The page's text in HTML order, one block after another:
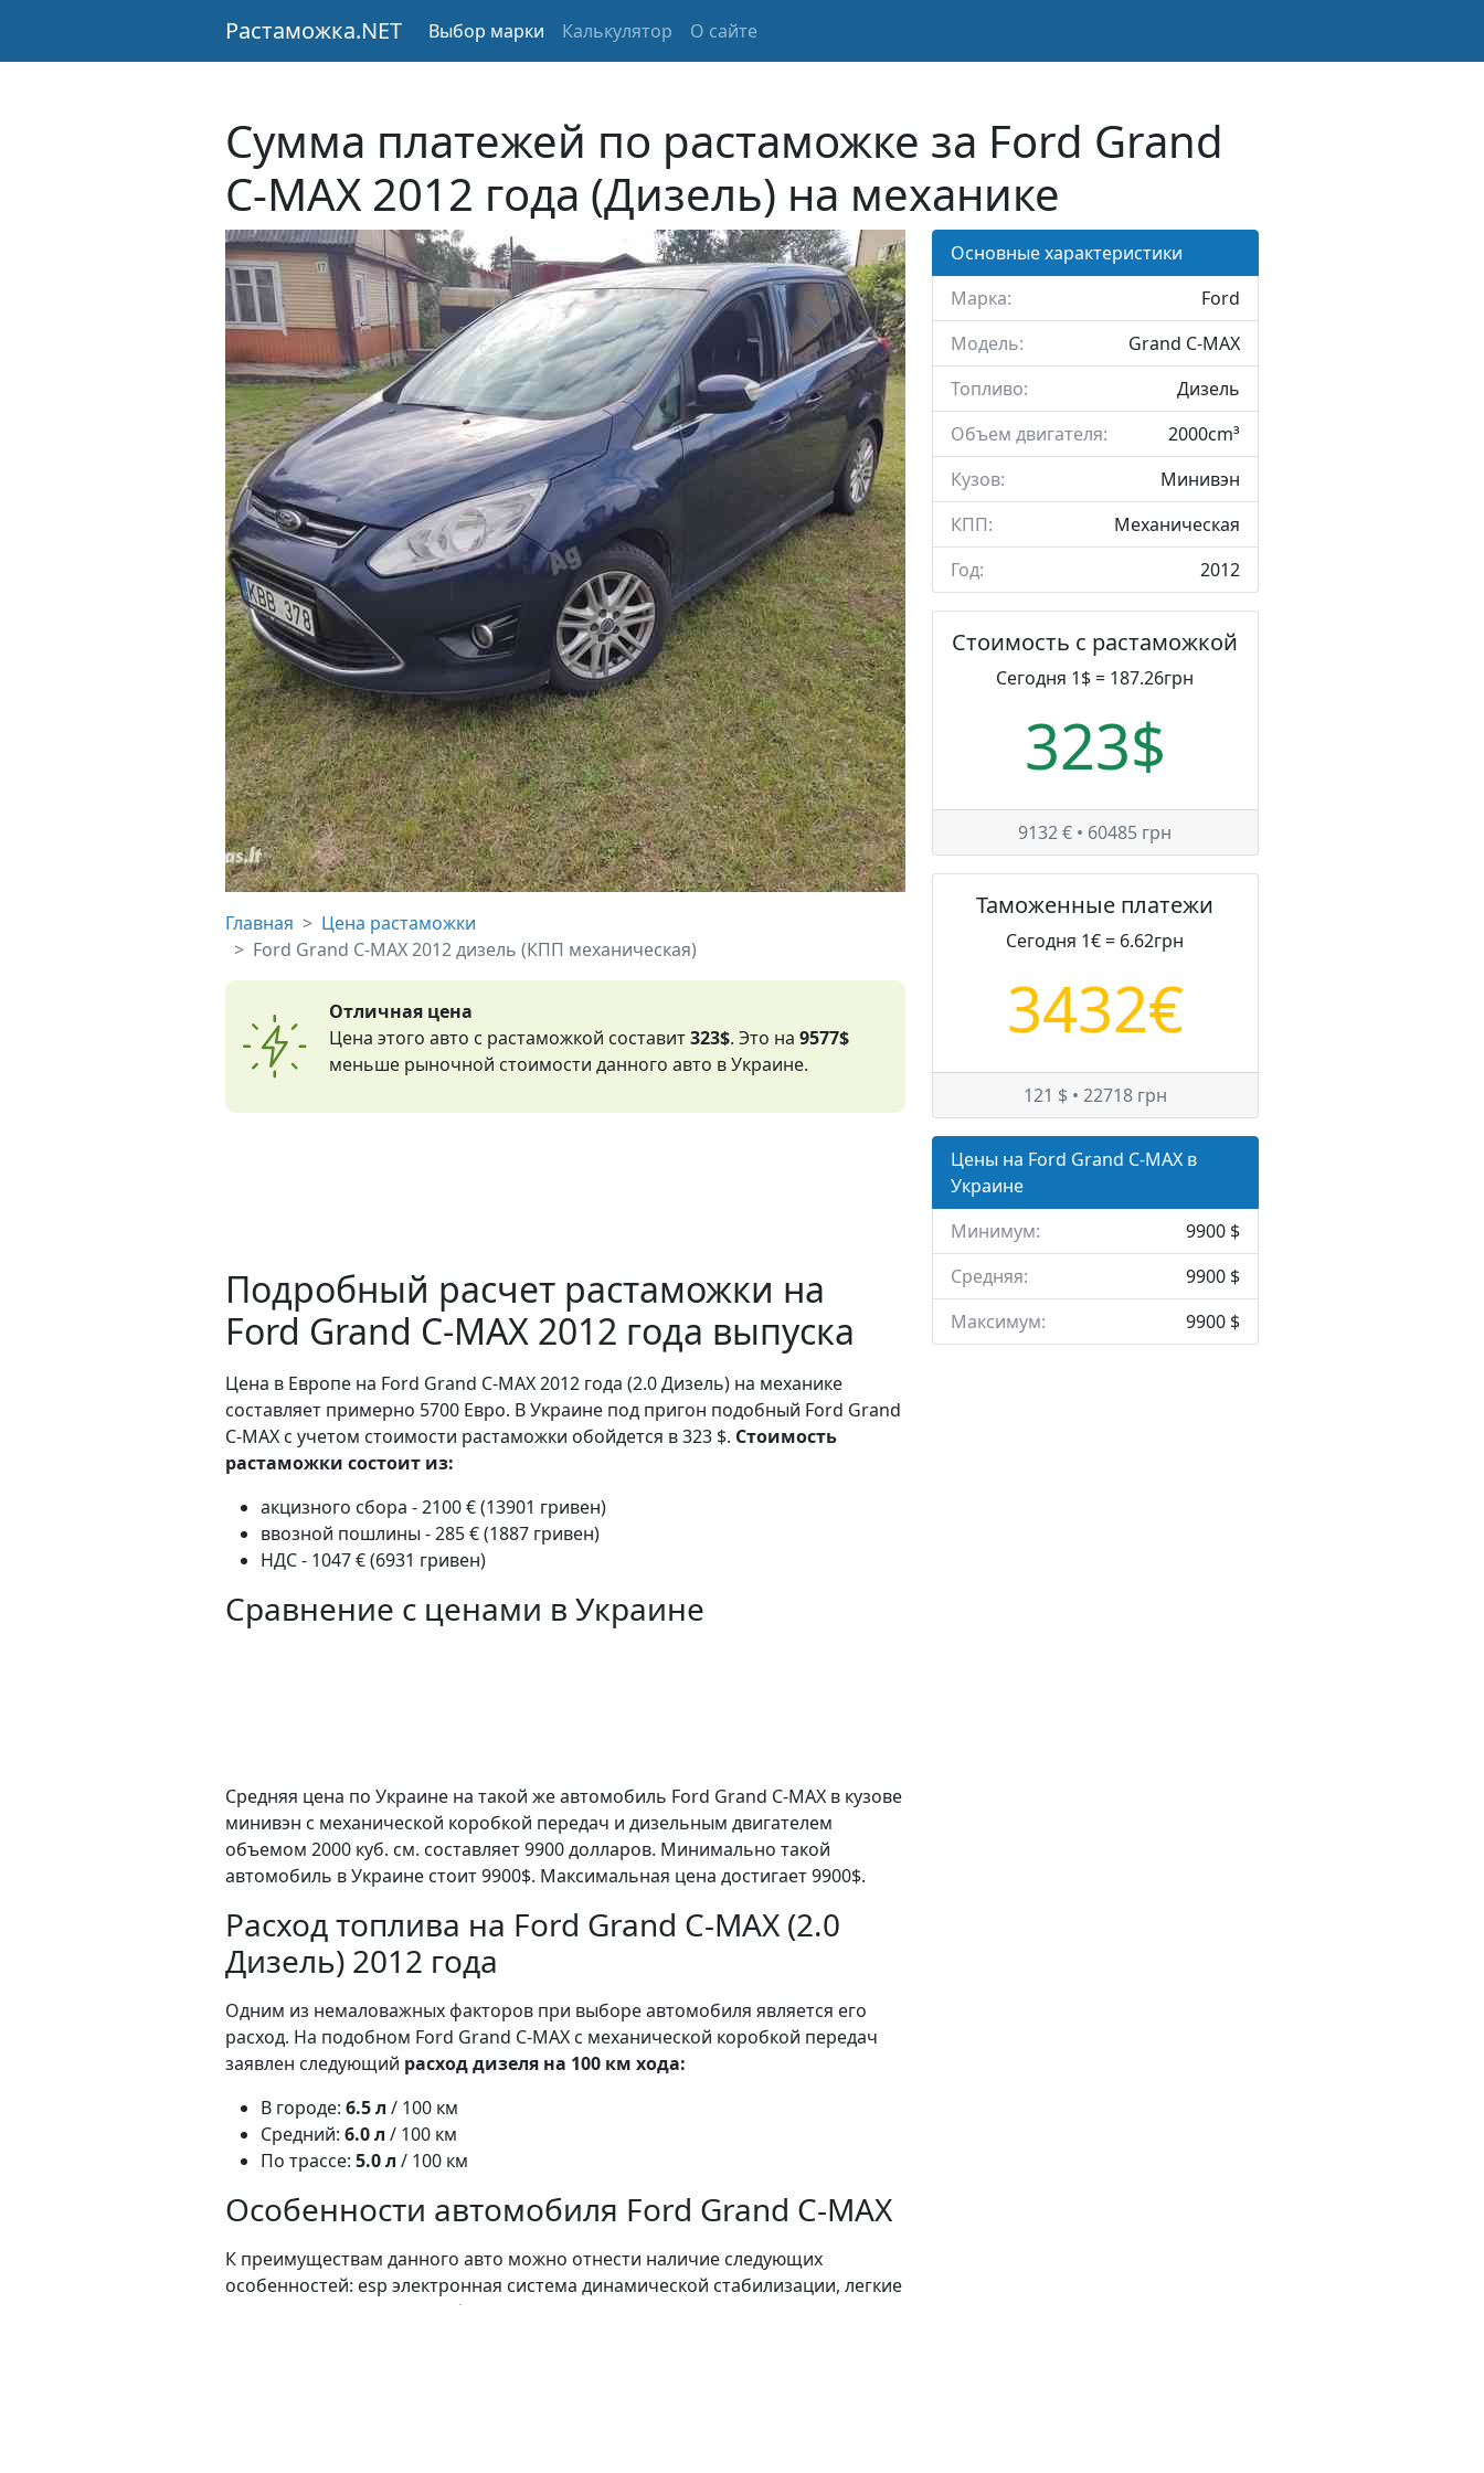
Растаможка.NET Выбор марки Калькулятор О сайте
Сумма платежей по растаможке за Ford Grand
C-MAX 2012 года (Дизель) на механике
Главная
Цена растаможки
Ford Grand C-MAX 2012 дизель (КПП механическая)
Отличная цена
Цена этого авто с растаможкой составит323$. Это на9577$
меньше рыночной стоимости данного авто в Украине.
Подробный расчет растаможки на
Ford Grand C-MAX 2012 года выпуска
Цена в Европе на Ford Grand C-MAX 2012 года (2.0 Дизель) на механике
составляет примерно 5700 Евро. В Украине под пригон подобный Ford Grand
C-MAX с учетом стоимости растаможки обойдется в 323 $. Стоимость
растаможки состоит из:
акцизного сбора - 2100 € (13901 гривен)
ввозной пошлины - 285 € (1887 гривен)
НДС - 1047 € (6931 гривен)
Сравнение с ценами в Украине
Средняя цена по Украине на такой же автомобиль Ford Grand C-MAX в кузове
минивэн c механической коробкой передач и дизельным двигателем
объемом 2000 куб. см. составляет 9900 долларов. Минимально такой
автомобиль в Украине стоит 9900$. Максимальная цена достигает 9900$.
Расход топлива на Ford Grand C-MAX (2.0
Дизель) 2012 года
Одним из немаловажных факторов при выборе автомобиля является его
расход. На подобном Ford Grand C-MAX с механической коробкой передач
заявлен следующий расход дизеля на 100 км хода:
В городе: 6.5 л / 100 км
Средний: 6.0 л / 100 км
По трассе: 5.0 л / 100 км
Особенности автомобиля Ford Grand C-MAX
К преимуществам данного авто можно отнести наличие следующих
особенностей: esp электронная система динамической стабилизации, легкие
лит. диски, возд. подушка, фаркоп, эл. подъемн. окна, кондиционер,
Основные характеристики
Марка:
Ford
Модель:
Grand C-MAX
Топливо:
Дизель
Объем двигателя:
2000cm³
Кузов:
Минивэн
КПП:
Механическая
Год:
2012
Стоимость с растаможкой
Сегодня 1$ = 187.26грн
323$
9132 € • 60485 грн
Таможенные платежи
Сегодня 1€ = 6.62грн
3432€
121 $ • 22718 грн
Цены на Ford Grand C-MAX в
Украине
Минимум:
9900 $
Средняя:
9900 $
Максимум:
9900 $